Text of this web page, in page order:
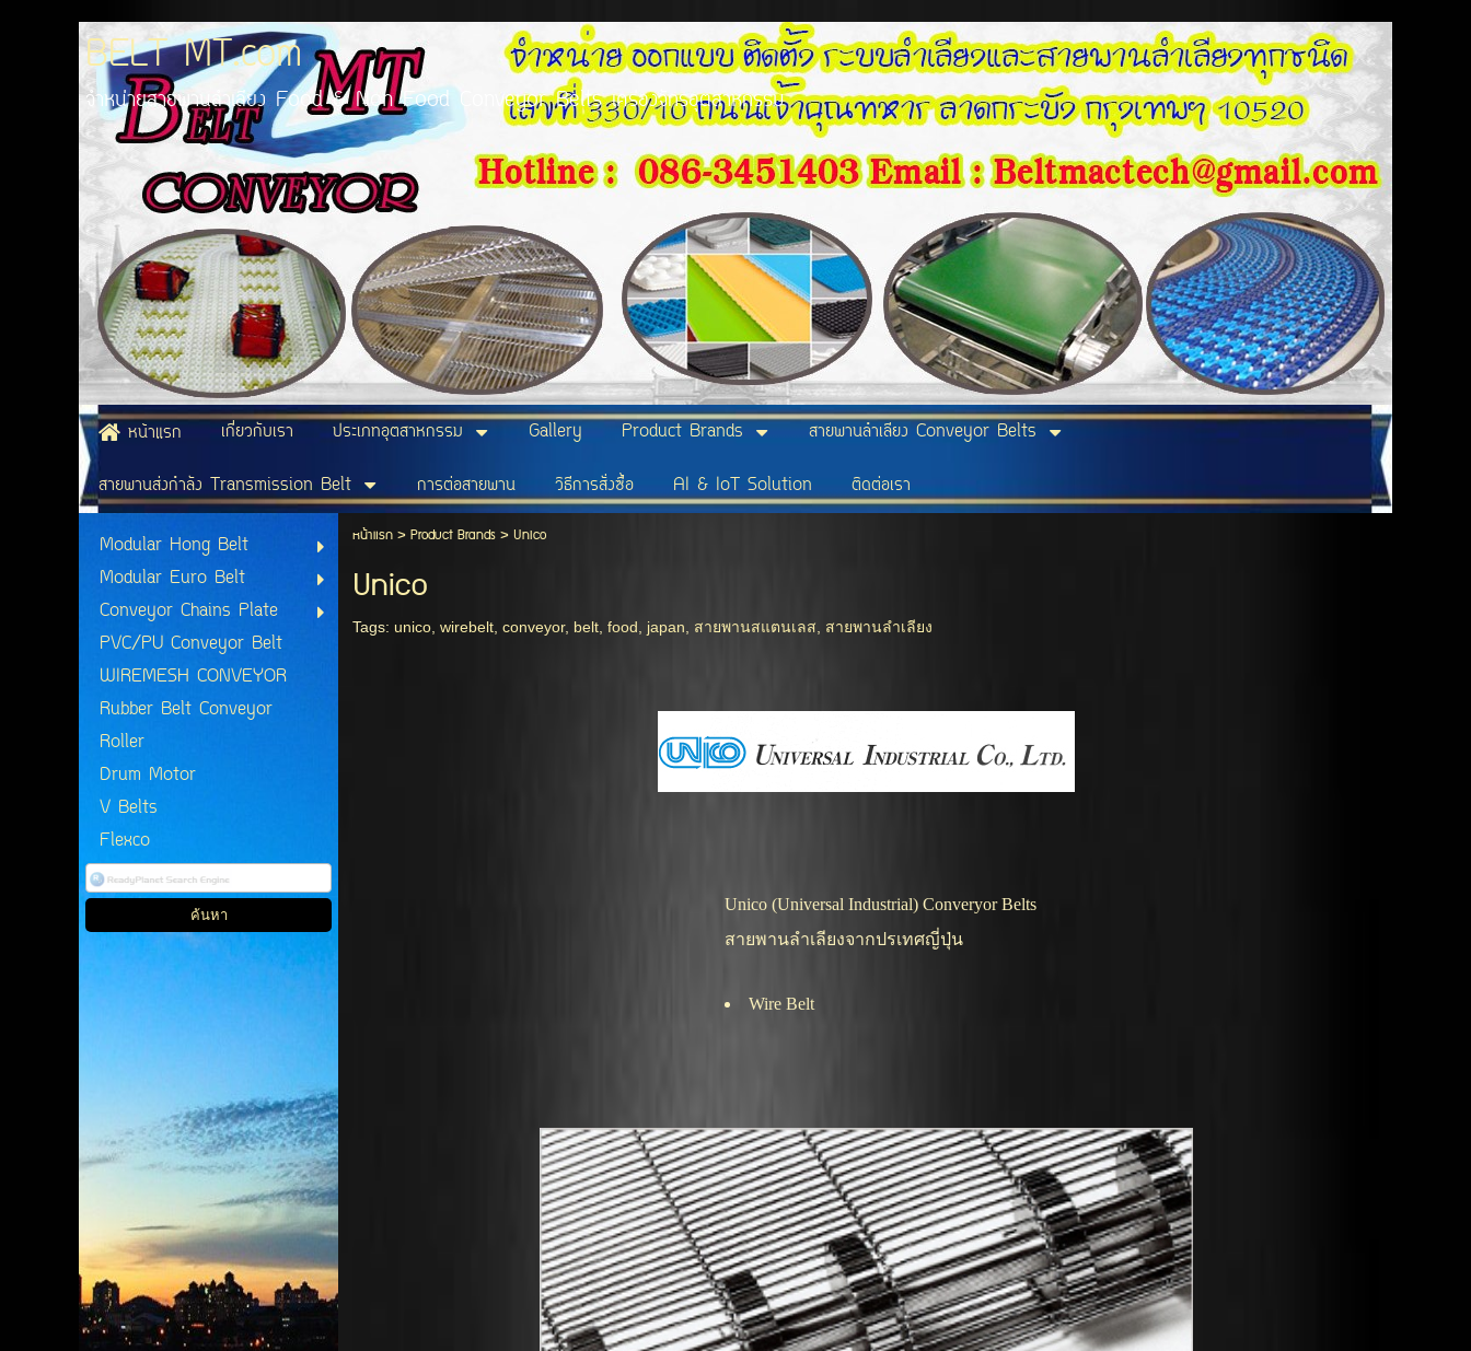
BELT MT.com
จำหน่ายสายพานลำเลียง Food & Non Food Conveyor Belts เคร่องจักรอุตสาหกรรม
หน้าแรก เกี่ยวกับเรา ประเภทอุตสาหกรรม Gallery Product Brands สายพานลำเลียง Conveyor Belts
สายพานส่งกำลัง Transmission Belt การต่อสายพาน วิธีการสั่งซื้อ AI & IoT Solution ติดต่อเรา
Modular Hong Belt
Modular Euro Belt
Conveyor Chains Plate
PVC/PU Conveyor Belt
WIREMESH CONVEYOR
Rubber Belt Conveyor
Roller
Drum Motor
V Belts
Flexco
หน้าแรก>Product Brands> Unico
Unico
Tags: unico ,wirebelt ,conveyor, belt ,food japan สายพานสแตนเลส สายพานลำเลียง
Unico (Universal Industrial) Converyor Belts
สายพานลำเลียงจากปรเทศญี่ปุ่น
Wire Belt